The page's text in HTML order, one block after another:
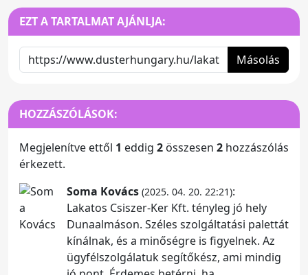
EZT A TARTALMAT AJÁNLJA:
Másolás
HOZZÁSZÓLÁSOK:
Megjelenítve ettől 1 eddig 2 összesen 2 hozzászólás
érkezett.
Soma Kovács (2025. 04. 20. 22:21):
Lakatos Csiszer-Ker Kft. tényleg jó hely
Dunaalmáson. Széles szolgáltatási palettát
kínálnak, és a minőségre is figyelnek. Az
ügyfélszolgálatuk segítőkész, ami mindig